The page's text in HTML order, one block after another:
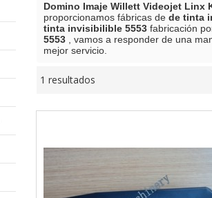
Domino Imaje Willett Videojet Linx
proporcionamos fábricas de de tinta
tinta invisibilible 5553 fabricación
5553 , vamos a responder de una
mejor servicio.
1 resultados